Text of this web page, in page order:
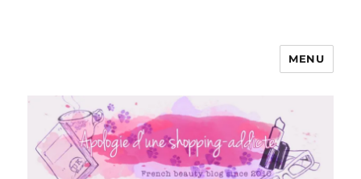
Apologie d'une Shopping-addicte
MENU